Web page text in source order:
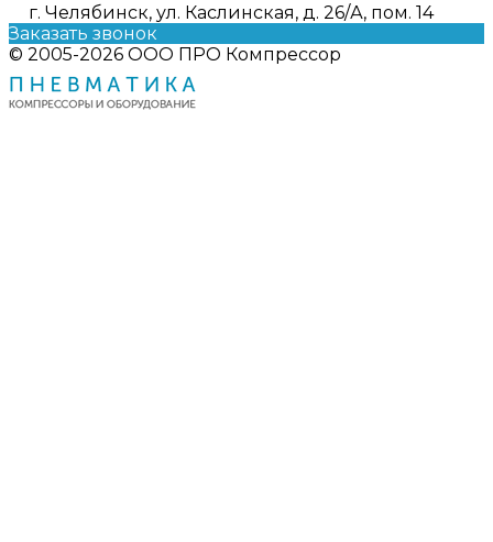
г. Челябинск, ул. Каслинская, д. 26/А, пом. 14
Заказать звонок
© 2005-2026 ООО ПРО Компрессор